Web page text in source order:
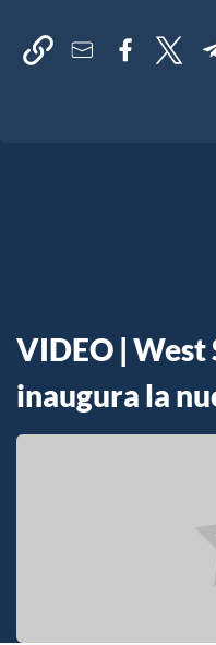
VIDEO |
inaugura la